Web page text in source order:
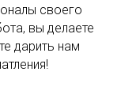
своего
вы делаете
дарить нам